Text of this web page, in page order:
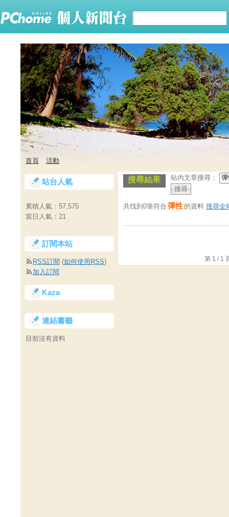
首頁 活動
搜尋結果 站內文章搜尋：
共找到0筆符合 彈性 的資料 搜尋全
第 1 /
站台人氣
累積人氣： 57,575
當日人氣： 21
訂閱本站
RSS訂閱 (如何使用RSS)
加入訂閱
Kaza
連結書籤
目前沒有資料